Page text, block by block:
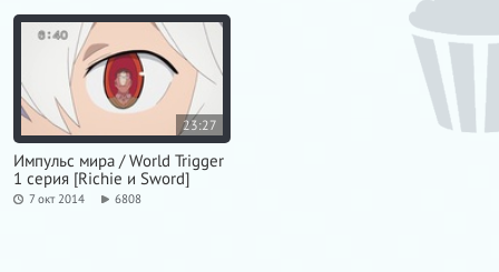
23:27
Импульс мира / World Trigger
1 серия [Richie и Sword]
7 окт 2014 6808